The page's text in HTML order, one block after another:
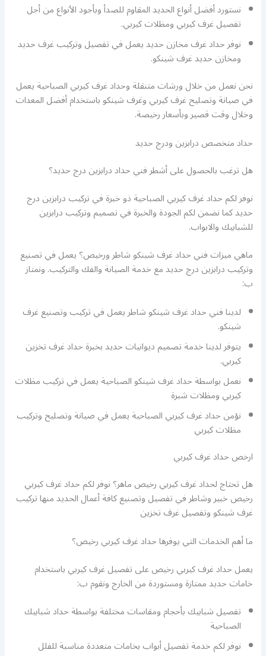
نستورد أفضل أنواع الحديد المقاوم للصدأ وبأجود الأنواع من أجل
تفصيل غرف كيربي ومظلات كيربي.
نوفر حداد غرف مخازن حديد يعمل في تفصيل وتركيب غرف حديد
ومخازن حديد غرف شينكو.
نحن نعمل من خلال ورشات متنقلة وحداد غرف كيربي الصباحية يعمل
في صيانة وتصليح غرف كيربي وغرف شينكو باستخدام أفضل المعدات
وخلال وقت قصير وبأسعار رخيصة.
حداد متخصص درابزين ودرج حديد
هل ترغب بالحصول على أشطر فني حداد درابزين درج حديد؟
نوفر لكم حداد غرف كيربي الصباحية ذو خبرة في تركيب درابزين درج
حديد كما نضمن لكم الجودة والخبرة في تصميم وتركيب درابزين
للشبابيك والابواب.
ماهي ميزات فني حداد غرف شينكو شاطر ورخيص؟ يعمل في تصنيع
وتركيب درابزين درج حديد مع خدمة الصيانة والفك والتركيب. ونمتاز
ب:
لدينا فني حداد غرف شينكو شاطر يعمل في تركيب وتصنيع غرف
شينكو.
يتوفر لدينا خدمة تصميم ديوانيات حديد بخبرة حداد غرف تخزين
كيربي.
نعمل بواسطة حداد غرف شينكو الصباحية يعمل في تركيب مظلات
كيربي ومظلات شبرة
نؤمن حداد غرف كيربي الصباحية يعمل في صيانة وتصليح وتركيب
مظلات كيربي
ارخص حداد غرف كيربي
هل تحتاج لحداد غرف كيربي رخيص ماهر؟ نوفر لكم حداد غرف كيربي
رخيص خبير وشاطر في تفصيل وتصنيع كافة أعمال الحديد منها تركيب
غرف شينكو وتفصيل غرف تخزين
ما أهم الخدمات التي يوفرها حداد غرف كيربي رخيص؟
يعمل حداد غرف كيربي رخيص على تفصيل غرف كيربي باستخدام
خامات حديد ممتازة ومستوردة من الخارج ونقوم ب:
تفصيل شبابيك بأحجام ومقاسات مختلفة بواسطة حداد شبابيك
الصباحية
نوفر لكم خدمة تفصيل أبواب بخامات متعددة مناسبة للفلل